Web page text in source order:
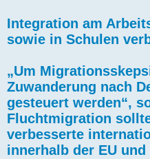
Integration am
sowie in Schulen
„Um
Zuwanderung nach
gesteuert werden“,
Fluchtmigration
verbesserte
innerhalb der EU